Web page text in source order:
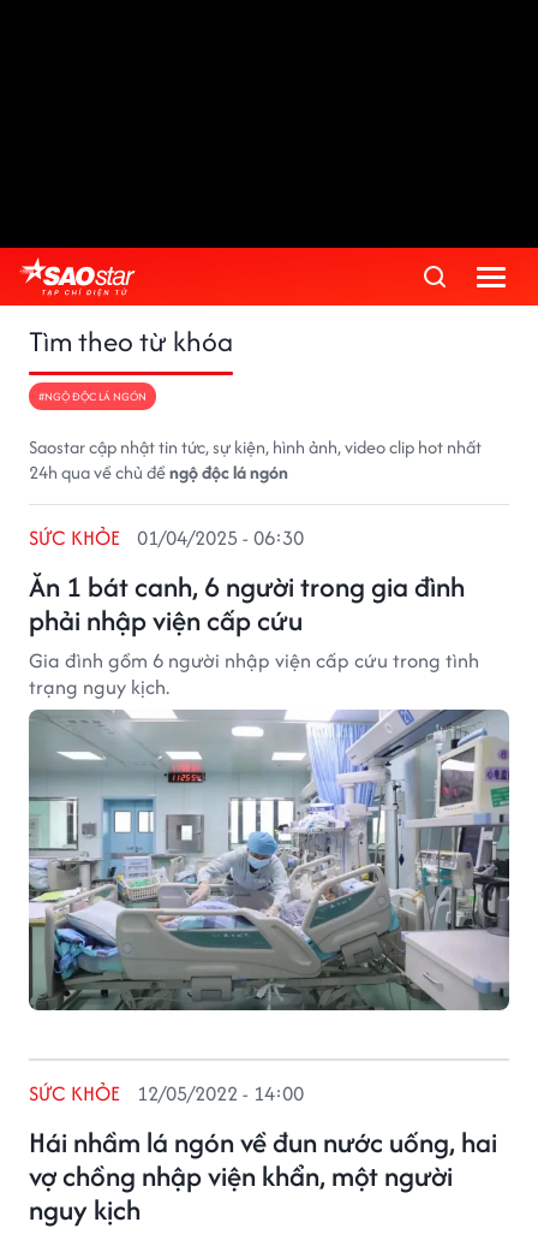
Tìm theo từ khóa
#NGỘ ĐỘC LÁ NGÓN
Saostar cập nhật tin tức, sự kiện, hình ảnh, video clip hot nhất
24h qua về chủ đềngộ độc lá ngón
Ăn 1 bát canh, 6 người trong gia đình
phải nhập viện cấp cứu
SỨC KHỎE 01/04/2025 - 06:30
Gia đình gồm 6 người nhập viện cấp cứu trong tình
trạng nguy kịch.
Hái nhầm lá ngón về đun nước uống, hai
vợ chồng nhập viện khẩn, một người
nguy kịch
SỨC KHỎE 12/05/2022 - 14:00